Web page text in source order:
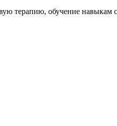
терапию, обучение навыкам